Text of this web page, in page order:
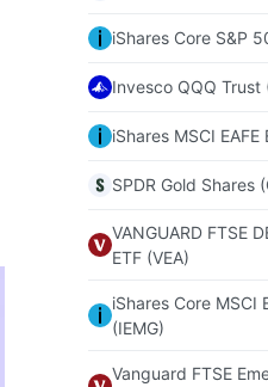
iShares Core S&P
Invesco QQQ Trust
iShares MSCI EAFE
SPDR Gold Shares
VANGUARD FTSE
ETF (VEA)
iShares Core MSCI
(IEMG)
Vanguard FTSE